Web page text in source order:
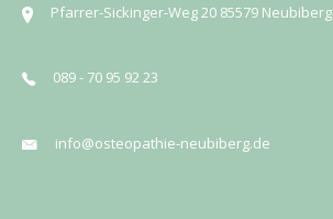
Pfarrer-Sickinger-Weg 20 85579 Neubiberg
089 - 70 95 92 23
info@osteopathie-neubiberg.de